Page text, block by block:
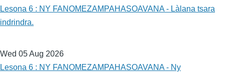
Lesona 6 : NY FANOMEZAMPAHASOAVANA - Làlana tsara
indrindra.
Wed 05 Aug 2026
Lesona 6 : NY FANOMEZAMPAHASOAVANA - Ny